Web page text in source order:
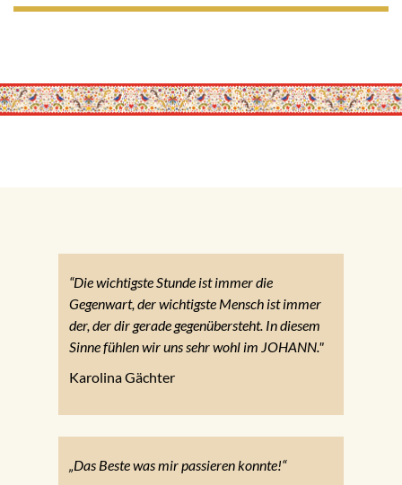
“Die wichtigste Stunde ist immer die
Gegenwart, der wichtigste Mensch ist immer
der, der dir gerade gegenübersteht. In diesem
Sinne fühlen wir uns sehr wohl im JOHANN."
Karolina Gächter
„Das Beste was mir passieren konnte!“